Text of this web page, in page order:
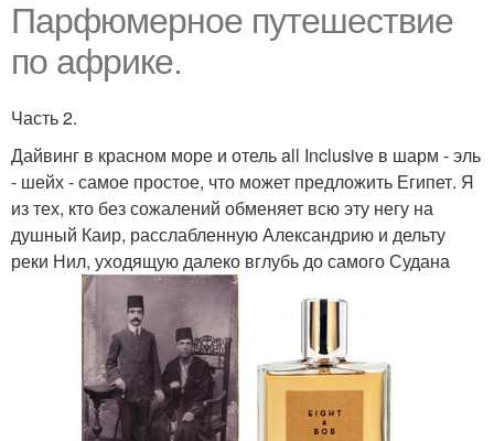
Парфюмерное путешествие
по африке.
Часть 2.
Дайвинг в красном море и отель all Inclusive в шарм - эль
- шейх - самое простое, что может предложить Египет. Я
из тех, кто без сожалений обменяет всю эту негу на
душный Каир, расслабленную Александрию и дельту
реки Нил, уходящую далеко вглубь до самого Судана